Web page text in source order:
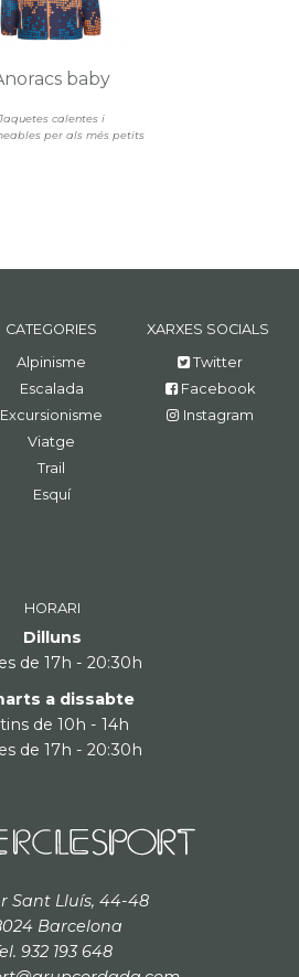
Jaquetes calentes i
per als més petits
baby
CATEGORIES
Alpinisme
Escalada
Excursionisme
Viatge
Trail
Esquí
XARXES SOCIALS
Twitter
Facebook
Instagram
HORARI
Dilluns
de 17h - 20:30h
a dissabte
de 10h - 14h
de 17h - 20:30h
Sant Lluís, 44-48
Barcelona
932 193 648